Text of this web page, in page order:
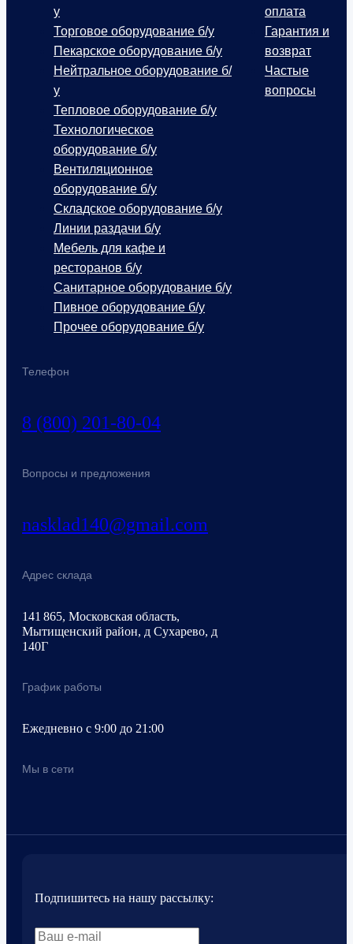
Телефон
8 (800) 201-80-04
Вопросы и предложения
nasklad140@gmail.com
Адрес склада
141 865, Московская область,
Мытищенский район, д Сухарево, д
140Г
График работы
Ежедневно с 9:00 до 21:00
Мы в сети
у
Торговое оборудование б/у
Пекарское оборудование б/у
Нейтральное оборудование б/
у
Тепловое оборудование б/у
Технологическое
оборудование б/у
Вентиляционное
оборудование б/у
Складское оборудование б/у
Линии раздачи б/у
Мебель для кафе и
ресторанов б/у
Санитарное оборудование б/у
Пивное оборудование б/у
Прочее оборудование б/у
оплата
Гарантия и
возврат
Частые
вопросы
Подпишитесь на нашу рассылку: